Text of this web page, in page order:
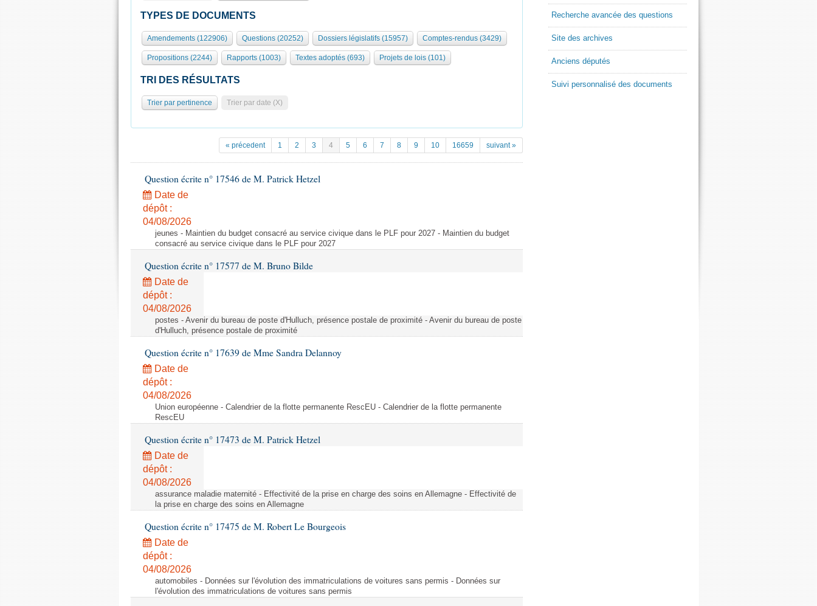
TYPES DE DOCUMENTS
Amendements (122906) Questions (20252) Dossiers législatifs (15957) Comptes-rendus (3429)
Propositions (2244) Rapports (1003) Textes adoptés (693) Projets de lois (101)
TRI DES RÉSULTATS
Trier par pertinence Trier par date (X)
« précedent 1 2 3 4 5 6 7 8 9 10 16659 suivant »
Question écrite n° 17546 de M. Patrick Hetzel
Date de
dépôt :
04/08/2026
jeunes - Maintien du budget consacré au service civique dans le PLF pour 2027 - Maintien du budget
consacré au service civique dans le PLF pour 2027
Question écrite n° 17577 de M. Bruno Bilde
Date de
dépôt :
04/08/2026
postes - Avenir du bureau de poste d'Hulluch, présence postale de proximité - Avenir du bureau de poste
d'Hulluch, présence postale de proximité
Question écrite n° 17639 de Mme Sandra Delannoy
Date de
dépôt :
04/08/2026
Union européenne - Calendrier de la flotte permanente RescEU - Calendrier de la flotte permanente
RescEU
Question écrite n° 17473 de M. Patrick Hetzel
Date de
dépôt :
04/08/2026
assurance maladie maternité - Effectivité de la prise en charge des soins en Allemagne - Effectivité de
la prise en charge des soins en Allemagne
Question écrite n° 17475 de M. Robert Le Bourgeois
Date de
dépôt :
04/08/2026
automobiles - Données sur l'évolution des immatriculations de voitures sans permis - Données sur
l'évolution des immatriculations de voitures sans permis
Recherche avancée des questions
Site des archives
Anciens députés
Suivi personnalisé des documents